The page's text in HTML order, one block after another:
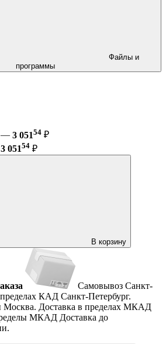
программы
— 3 05154 ₽
3 05154 ₽
В корзину
Самовывоз Санкт-
пределах КАД Санкт-Петербург.
Москва. Доставка в пределах МКАД
МКАД Доставка до